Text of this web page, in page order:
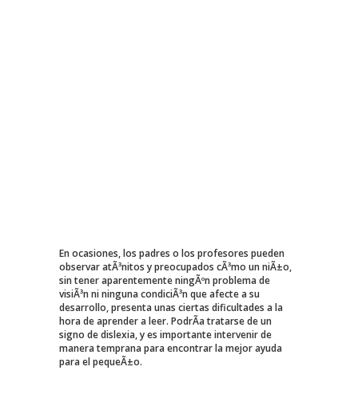
En ocasiones, los padres o los profesores pueden
observar atÃ³nitos y preocupados cÃ³mo un niÃ±o,
sin tener aparentemente ningÃºn problema de
visiÃ³n ni ninguna condiciÃ³n que afecte a su
desarrollo, presenta unas ciertas dificultades a la
hora de aprender a leer. PodrÃ­a tratarse de un
signo de dislexia, y es importante intervenir de
manera temprana para encontrar la mejor ayuda
para el pequeÃ±o.